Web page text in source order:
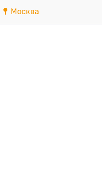
Москва